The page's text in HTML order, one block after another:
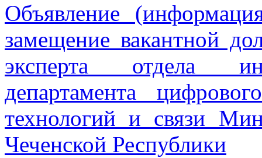
Объявление
замещение вакантной
эксперта отдела
департамента
технологий и связи
Чеченской Республики